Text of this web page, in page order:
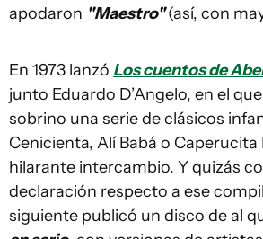
apodaron "Maestro"(así, con
En 1973 lanzó Los cuentos de
junto Eduardo D’Angelo, en el
sobrino una serie de clásicos
Cenicienta, Alí Babá o Caperucita
hilarante intercambio. Y quizás
declaración respecto a ese
siguiente publicó un disco de al